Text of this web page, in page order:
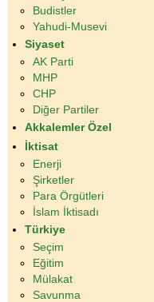
Budistler
Yahudi-Musevi
Siyaset
AK Parti
MHP
CHP
Diğer Partiler
Akkalemler Özel
İktisat
Enerji
Şirketler
Para Örgütleri
İslam İktisadı
Türkiye
Seçim
Eğitim
Mülakat
Savunma